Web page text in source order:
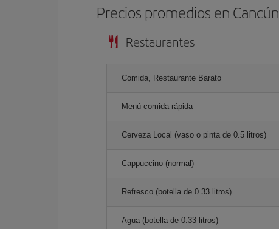
Precios promedios en Cancún
Restaurantes
Comida, Restaurante Barato
Menú comida rápida
Cerveza Local (vaso o pinta de 0.5 litros)
Cappuccino (normal)
Refresco (botella de 0.33 litros)
Agua (botella de 0.33 litros)